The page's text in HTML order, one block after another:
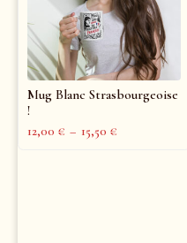
Mug Blanc Strasbourgeoise
!
12,00 € – 15,50 €